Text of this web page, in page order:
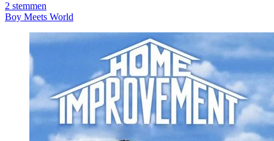
2 stemmen
Boy Meets World